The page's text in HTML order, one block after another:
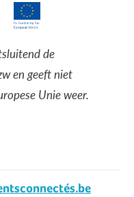
de
en geeft niet
Unie weer.